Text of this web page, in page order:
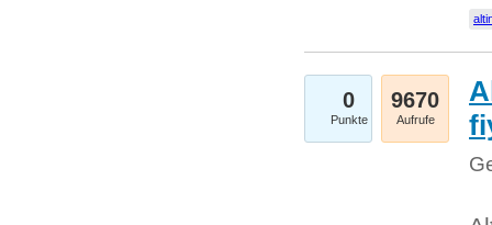
0
Punkte
9670
Aufrufe